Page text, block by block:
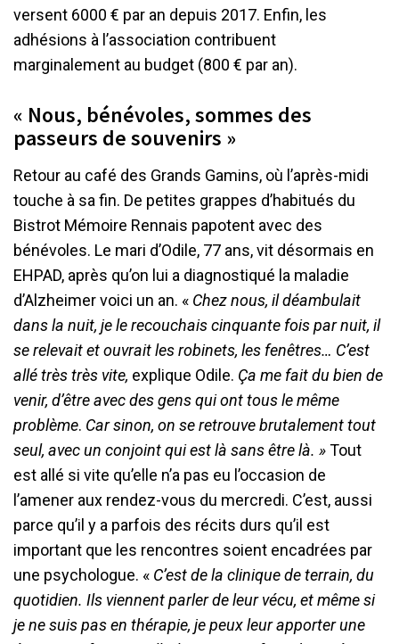
versent 6000 € par an depuis 2017. Enfin, les
adhésions à l’association contribuent
marginalement au budget (800 € par an).
« Nous, bénévoles, sommes des
passeurs de souvenirs »
Retour au café des Grands Gamins, où l’après-midi
touche à sa fin. De petites grappes d’habitués du
Bistrot Mémoire Rennais papotent avec des
bénévoles. Le mari d’Odile, 77 ans, vit désormais en
EHPAD, après qu’on lui a diagnostiqué la maladie
d’Alzheimer voici un an. « Chez nous, il déambulait
dans la nuit, je le recouchaiscinquante fois par nuit, il
se relevait et ouvrait les robinets, les fenêtres… C’est
allé très très vite, explique Odile. Ça me fait du bien de
venir, d’être avec des gens qui ont tous le même
problème. Car sinon, on se retrouve brutalement tout
seul, avec un conjoint qui est là sans être là. »Tout
est allé si vite qu’elle n’a pas eu l’occasion de
l’amener aux rendez-vous du mercredi. C’est, aussi
parce qu’il y a parfois des récits durs qu’il est
important que les rencontres soient encadrées par
une psychologue. « C’est de la clinique de terrain, du
quotidien. Ils viennent parler de leur vécu, et même si
je ne suis pas en thérapie, je peux leur apporter une